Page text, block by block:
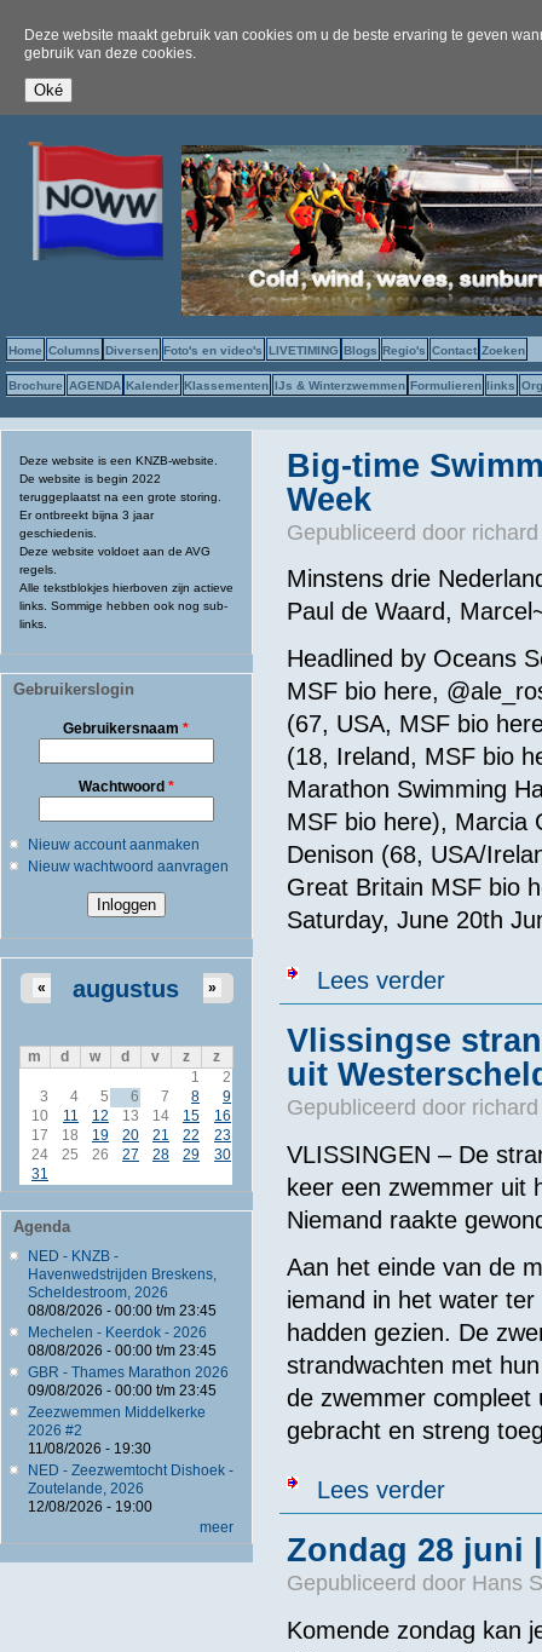
Deze website maakt gebruik van cookies om u de beste ervaring te geven
gebruik van deze cookies.
Home Columns Diversen Foto's en video's LIVETIMING Blogs Regio's Contact Zoeken
Brochure AGENDA Kalender Klassementen IJs & Winterzwemmen Formulieren links
Deze website is een KNZB-website.
De website is begin 2022
teruggeplaatst na een grote storing.
Er ontbreekt bijna 3 jaar
geschiedenis.
Deze website voldoet aan de AVG
regels.
Alle tekstblokjes hierboven zijn actieve
links. Sommige hebben ook nog sub-
links.
Gebruikerslogin
Gebruikersnaam*
Wachtwoord *
Nieuw account aanmaken
Nieuw wachtwoord aanvragen
augustus
« »
m d w d v z
z
1
2
3
4 5 6 7 8
9
10
11 12 13 14 15
16
17
18 19 20 21 22
23
24
25 26 27 28 29
30
31
Agenda
NED - KNZB -
Havenwedstrijden Breskens,
Scheldestroom, 2026
08/08/2026 - 00:00t/m 23:45
Mechelen - Keerdok - 2026
08/08/2026 - 00:00t/m 23:45
GBR - Thames Marathon 2026
09/08/2026 - 00:00t/m 23:45
Zeezwemmen Middelkerke
2026 #2
11/08/2026 - 19:30
NED - Zeezwemtocht Dishoek -
Zoutelande, 2026
12/08/2026 - 19:00
meer
Big-time
Week
Gepubliceerd door
Minstens drie
Paul de Waard,
Headlined by Oceans
MSF bio here,
(67, USA, MSF bio
(18, Ireland, MSF bio
Marathon Swimming
MSF bio here), Marcia
Denison (68, USA/
Great Britain MSF bio
Saturday, June 20th
Lees verderover Big-time
Vlissingse
uit
Gepubliceerd door
VLISSINGEN – De
keer een zwemmer uit
Niemand raakte
Aan het einde van de
iemand in het water
hadden gezien. De
strandwachten met
de zwemmer compleet
gebracht en streng
Lees verderover
Zondag 28 juni
Gepubliceerd door Hans
Komende zondag kan